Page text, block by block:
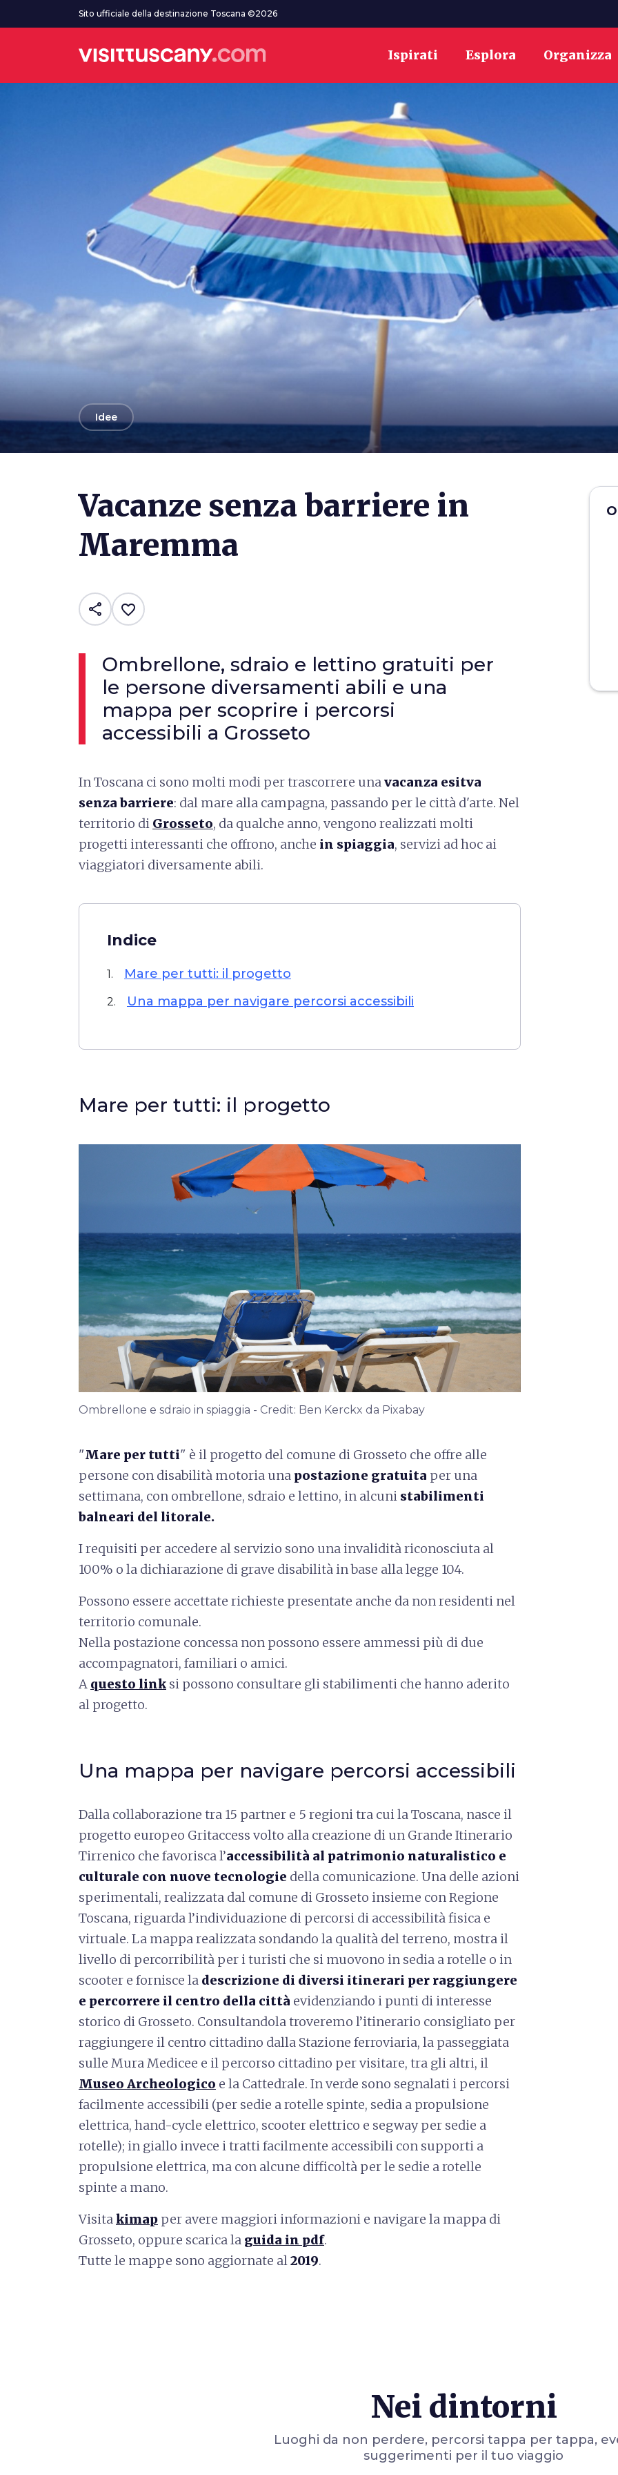
Vai al contenuto principaleSito ufficiale della destinazione Toscana ©2026
Ispirati Esplora Organizza
arrow_backIdee
Vacanze senza barriere in
Maremma
share favorite_border
Ombrellone, sdraio e lettino gratuiti per
le persone diversamenti abili e una
mappa per scoprire i percorsi
accessibili a Grosseto
In Toscana ci sono molti modi per trascorrere unavacanza esitva
senza barriere: dal mare alla campagna, passando per le città d'arte. Nel
territorio di Grosseto, da qualche anno, vengono realizzati molti
progetti interessanti che offrono, anche in spiaggia, servizi ad hoc ai
viaggiatori diversamente abili.
Indice
1. Mare per tutti: il progetto
2. Una mappa per navigare percorsi accessibili
Mare per tutti: il progetto
Ombrellone e sdraio in spiaggia - Credit: Ben Kerckx da Pixabay
"Mare per tutti" è il progetto del comune di Grosseto che offre alle
persone con disabilità motoria una postazione gratuita per una
settimana, con ombrellone, sdraio e lettino, in alcuni stabilimenti
balneari del litorale.
I requisiti per accedere al servizio sono una invalidità riconosciuta al
100% o la dichiarazione di grave disabilità in base alla legge 104.
Possono essere accettate richieste presentate anche da non residenti nel
territorio comunale.
Nella postazione concessa non possono essere ammessi più di due
accompagnatori, familiari o amici.
A questo link si possono consultare gli stabilimenti che hanno aderito
al progetto.
Una mappa per navigare percorsi accessibili
Dalla collaborazione tra 15 partner e 5 regioni tra cui la Toscana, nasce il
progetto europeo Gritaccess volto alla creazione di un Grande Itinerario
Tirrenico che favorisca l’accessibilità al patrimonio naturalistico e
culturale con nuove tecnologie della comunicazione. Una delle azioni
sperimentali, realizzata dal comune di Grosseto insieme con Regione
Toscana, riguarda l’individuazione di percorsi di accessibilità fisica e
virtuale. La mappa realizzata sondando la qualità del terreno, mostra il
livello di percorribilità per i turisti che si muovono in sedia a rotelle o in
scooter e fornisce la descrizione di diversi itinerari per raggiungere
e percorrere il centro della città evidenziando i punti di interesse
storico di Grosseto. Consultandola troveremo l’itinerario consigliato per
raggiungere il centro cittadino dalla Stazione ferroviaria, la passeggiata
sulle Mura Medicee e il percorso cittadino per visitare, tra gli altri, il
Museo Archeologico e la Cattedrale. In verde sono segnalati i percorsi
facilmente accessibili (per sedie a rotelle spinte, sedia a propulsione
elettrica, hand-cycle elettrico, scooter elettrico e segway per sedie a
rotelle); in giallo invece i tratti facilmente accessibili con supporti a
propulsione elettrica, ma con alcune difficoltà per le sedie a rotelle
spinte a mano.
Visitakimap per avere maggiori informazioni e navigare la mappa di
Grosseto, oppure scarica la guida in pdf.
Tutte le mappe sono aggiornate al2019.
Nei dintorni
Luoghi da non perdere, percorsi tappa per tappa,
suggerimenti per il tuo viaggio